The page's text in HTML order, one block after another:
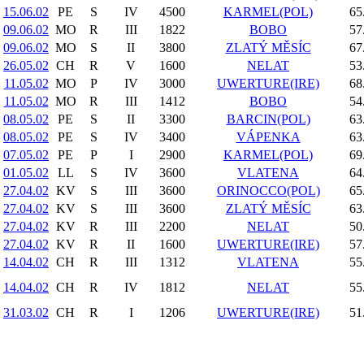
15.06.02
PE S IV 4500 KARMEL(POL)
09.06.02 MO R III 1822 BOBO
09.06.02 MO S II 3800 ZLATÝ MĚSÍC
26.05.02 CH R V 1600 NELAT
11.05.02 MO P IV 3000 UWERTURE(IRE)
11.05.02 MO R III 1412 BOBO
08.05.02
PE S II 3300 BARCIN(POL)
08.05.02
PE S IV 3400 VÁPENKA
07.05.02
PE P I 2900 KARMEL(POL)
01.05.02
LL S IV 3600 VLATENA
27.04.02 KV S III 3600 ORINOCCO(POL)
27.04.02 KV S III 3600 ZLATÝ MĚSÍC
27.04.02 KV R III 2200 NELAT
27.04.02 KV R II 1600 UWERTURE(IRE)
14.04.02 CH R III 1312 VLATENA
14.04.02 CH R IV 1812 NELAT
31.03.02 CH R I 1206 UWERTURE(IRE)